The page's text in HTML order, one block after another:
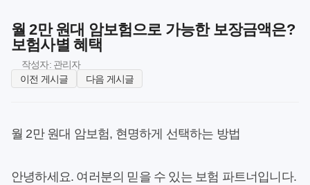
월 2만 원대 암보험으로 가능한 보장금액은?
보험사별 혜택
작성자: 관리자
이전 게시글
다음 게시글
월 2만 원대 암보험, 현명하게 선택하는 방법
안녕하세요. 여러분의 믿을 수 있는 보험 파트너입니다.